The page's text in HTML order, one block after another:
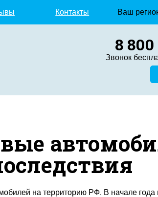
Контакты Ваш
8
Звонок
на территорию РФ. В начале